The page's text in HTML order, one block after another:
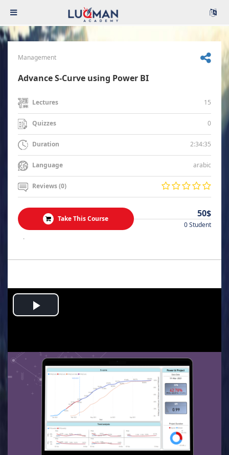
Management
Advance S-Curve using Power BI
Lectures 15
Quizzes 0
Duration 2:34:35
Language arabic
Reviews (0)
Take This Course 50$
0 Student
.
Play